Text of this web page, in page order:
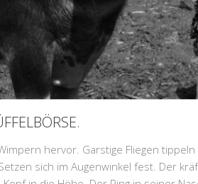
hervor. Garstige Fliegen
sich im Augenwinkel fest. Der